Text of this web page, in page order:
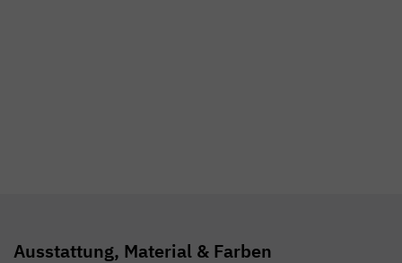
Ausstattung, Material & Farben